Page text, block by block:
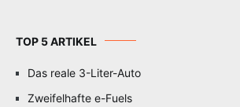
TOP 5 ARTIKEL
Das reale 3-Liter-Auto
Zweifelhafte e-Fuels